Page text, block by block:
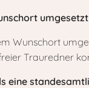
Wunschort
Trauredner
eine